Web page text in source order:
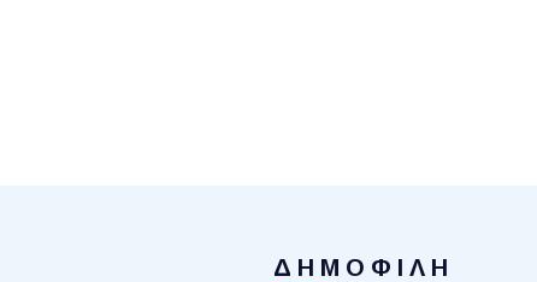
ΔΗΜΟΦΙΛΗ